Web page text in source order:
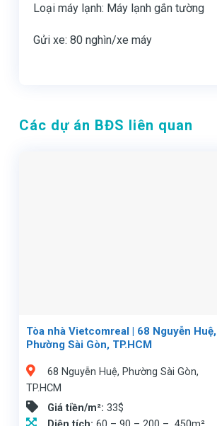
Loại máy lạnh: Máy lạnh gắn tường
Gửi xe: 80 nghìn/xe máy
Các dự án BĐS liên quan
Tòa nhà Vietcomreal | 68 Nguyễn Huệ,
Phường Sài Gòn, TP.HCM
68 Nguyễn Huệ, Phường Sài Gòn,
TP.HCM
Giá tiền/m²: 33$